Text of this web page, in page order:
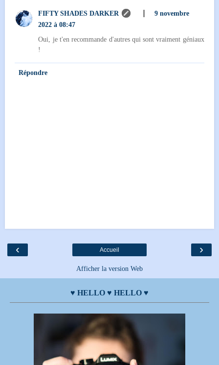
FIFTY SHADES DARKER
9 novembre
2022 à 08:47
Oui, je t'en recommande d'autres qui sont vraiment géniaux
!
Répondre
‹ ›
Accueil
Afficher la version Web
♥ HELLO ♥ HELLO ♥